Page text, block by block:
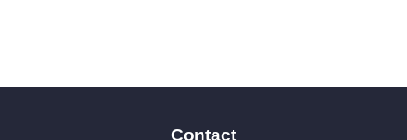
Contact